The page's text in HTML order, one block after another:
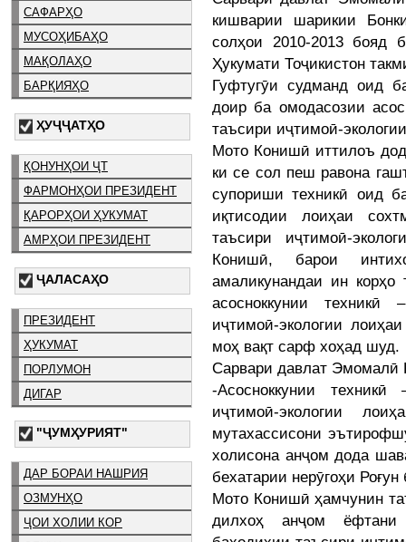
САФАРҲО
МУСОҲИБАҲО
МАҚОЛАҲО
БАРҚИЯҲО
ҲУҶҶАТҲО
ҚОНУНҲОИ ҶТ
ФАРМОНҲОИ ПРЕЗИДЕНТ
ҚАРОРҲОИ ҲУКУМАТ
АМРҲОИ ПРЕЗИДЕНТ
ҶАЛАСАҲО
ПРЕЗИДЕНТ
ҲУКУМАТ
ПОРЛУМОН
ДИГАР
"ҶУМҲУРИЯТ"
ДАР БОРАИ НАШРИЯ
ОЗМУНҲО
ҶОИ ХОЛИИ КОР
кишварии шарикии
солҳои 2010-2013 бояд
Ҳукумати Тоҷикистон
Гуфтугӯи судманд оид
доир ба омодасозии
таъсири иҷтимоӣ-
Мото Конишӣ иттилоъ
ки се сол пеш равона
супориши техникӣ оид
иқтисодии лоиҳаи
таъсири иҷтимоӣ-
Конишӣ, барои
амаликунандаи ин корҳо
асосноккунии
иҷтимоӣ-экологии
моҳ вақт сарф хоҳад шуд.
Сарвари давлат Эмомалӣ
-Асосноккунии
иҷтимоӣ-экологии
мутахассисони
холисона анҷом дода
бехатарии нерӯгоҳи
Мото Конишӣ ҳамчунин
дилхоҳ анҷом ёфтани